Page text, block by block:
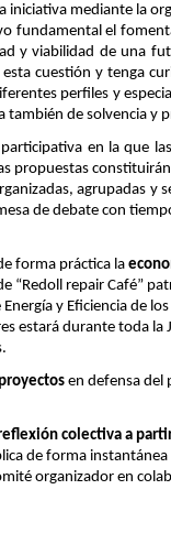
iniciativa mediante la
fundamental el
y viabilidad de una
esta cuestión y tenga
perfiles y
también de solvencia y
en la que
propuestas
agrupadas y
de debate con
forma práctica la
“Redoll repair Café”
y Eficiencia de
estará durante toda
en defensa del
colectiva a
de forma
organizador en